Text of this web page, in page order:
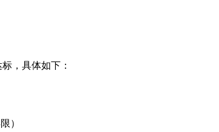
，具体如下：
）